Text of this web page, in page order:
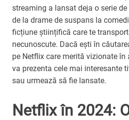
streaming a lansat deja o serie
de la drame de suspans la
ficțiune științifică care te
necunoscute. Dacă ești în
pe Netflix care merită vizionate în
va prezenta cele mai interesante
sau urmează să fie lansate.
Netflix în 2024: